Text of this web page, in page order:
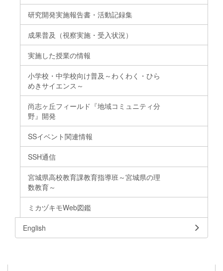
研究開発実施報告書・活動記録集
成果普及（視察実施・受入状況）
実施した授業の情報
小学校・中学校向け普及～わくわく・ひら
めきサイエンス～
尚志ヶ丘フィールド『地域コミュニティ分
野』開発
SSイベント関連情報
SSH通信
宮城県高校教育課教育指導班～宮城県の理
数教育～
ミカヅキモWeb図鑑
English